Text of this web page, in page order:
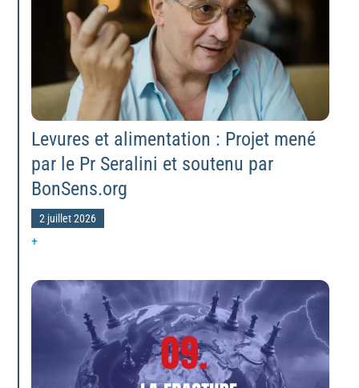
Levures et alimentation : Projet mené
par le Pr Seralini et soutenu par
BonSens.org
2 juillet 2026
+